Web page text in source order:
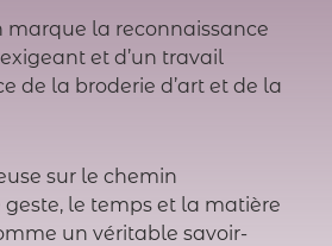
marque la reconnaissance
et d’un travail
de la broderie d’art et de la
sur le chemin
geste, le temps et la matière
un véritable savoir-